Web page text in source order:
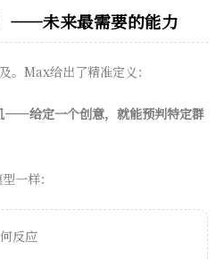
——未来最需要的能力
。Max给出了精准定义：
——给定一个创意，就能预判特定群
一样：
反应